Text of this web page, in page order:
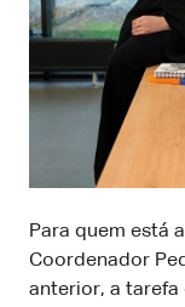
Para quem está
Coordenador
anterior, a